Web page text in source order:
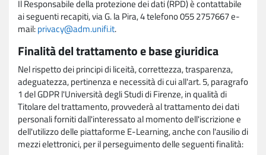
Il Responsabile della protezione dei dati (RPD) è contattabile
ai seguenti recapiti, via G. la Pira, 4 telefono 055 2757667 e-
mail:privacy@adm.unifi.it.
Finalità del trattamento e base giuridica
Nel rispetto dei principi di liceità, correttezza, trasparenza,
adeguatezza, pertinenza e necessità di cui all'art. 5, paragrafo
1 del GDPR l'Università degli Studi di Firenze, in qualità di
Titolare del trattamento, provvederà al trattamento dei dati
personali forniti dall'interessato al momento dell'iscrizione e
dell'utilizzo delle piattaforme E-Learning, anche con l'ausilio di
mezzi elettronici, per il perseguimento delle seguenti finalità: